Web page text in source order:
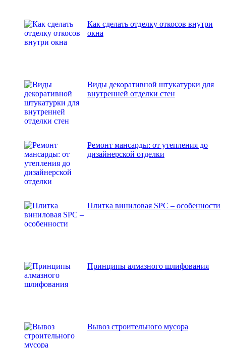
Как сделать отделку откосов внутри
окна
Виды декоративной штукатурки для
внутренней отделки стен
Ремонт мансарды: от утепления до
дизайнерской отделки
Плитка виниловая SPC – особенности
Принципы алмазного шлифования
Вывоз строительного мусора